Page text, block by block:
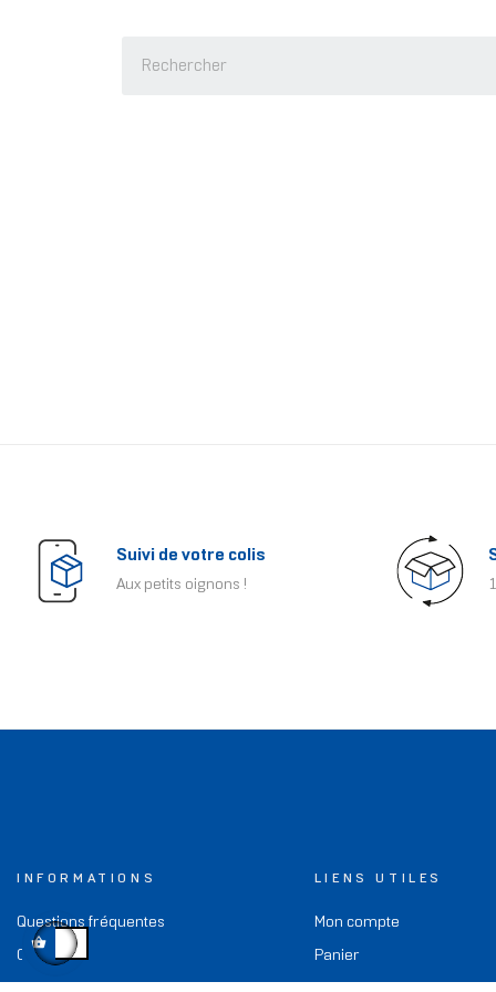
Suivi de votre colis
Aux petits oignons !
INFORMATIONS
Questions fréquentes
CGV
LIENS UTILES
Mon compte
Panier